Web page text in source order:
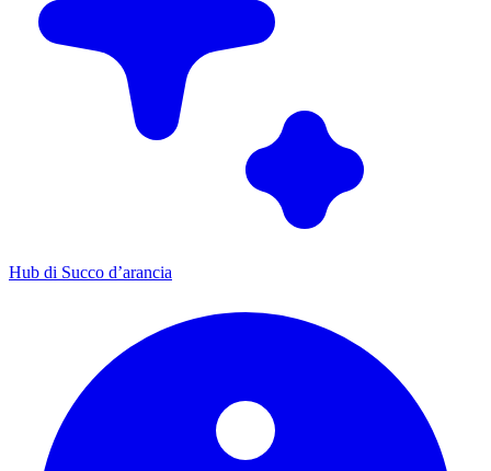
Hub di Succo d’arancia